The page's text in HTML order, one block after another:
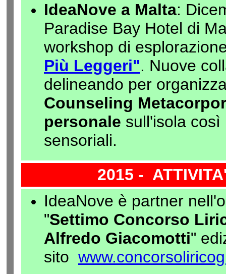
IdeaNove a Malta:
Paradise Bay Hotel di
workshop di
Più Leggeri". Nuove
delineando per
Counseling
personale sull'isola così
sensoriali.
2015 -
IdeaNove è partner
"Settimo Concorso
Alfredo Giacomotti"
sito